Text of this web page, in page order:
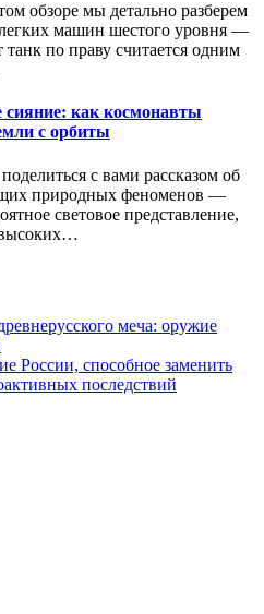
обзоре мы детально разберем
машин шестого уровня —
по праву считается одним
как космонавты
с орбиты
с вами рассказом об
природных феноменов —
световое представление,
меча: оружие
России, способное заменить
последствий